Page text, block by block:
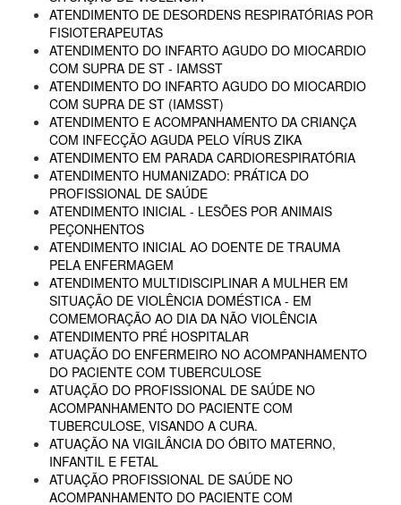
ATENDIMENTO DE DESORDENS RESPIRATÓRIAS POR
FISIOTERAPEUTAS
ATENDIMENTO DO INFARTO AGUDO DO MIOCARDIO
COM SUPRA DE ST - IAMSST
ATENDIMENTO DO INFARTO AGUDO DO MIOCARDIO
COM SUPRA DE ST (IAMSST)
ATENDIMENTO E ACOMPANHAMENTO DA CRIANÇA
COM INFECÇÃO AGUDA PELO VÍRUS ZIKA
ATENDIMENTO EM PARADA CARDIORESPIRATÓRIA
ATENDIMENTO HUMANIZADO: PRÁTICA DO
PROFISSIONAL DE SAÚDE
ATENDIMENTO INICIAL - LESÕES POR ANIMAIS
PEÇONHENTOS
ATENDIMENTO INICIAL AO DOENTE DE TRAUMA
PELA ENFERMAGEM
ATENDIMENTO MULTIDISCIPLINAR A MULHER EM
SITUAÇÃO DE VIOLÊNCIA DOMÉSTICA - EM
COMEMORAÇÃO AO DIA DA NÃO VIOLÊNCIA
ATENDIMENTO PRÉ HOSPITALAR
ATUAÇÃO DO ENFERMEIRO NO ACOMPANHAMENTO
DO PACIENTE COM TUBERCULOSE
ATUAÇÃO DO PROFISSIONAL DE SAÚDE NO
ACOMPANHAMENTO DO PACIENTE COM
TUBERCULOSE, VISANDO A CURA.
ATUAÇÃO NA VIGILÂNCIA DO ÓBITO MATERNO,
INFANTIL E FETAL
ATUAÇÃO PROFISSIONAL DE SAÚDE NO
ACOMPANHAMENTO DO PACIENTE COM